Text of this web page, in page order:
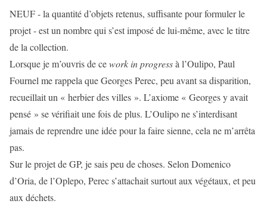
NEUF - la quantité d’objets retenus, suffisante pour formuler le
projet - est un nombre qui s’est imposé de lui-même, avec le titre
de la collection.
Lorsque je m’ouvris de cework in progressà l’Oulipo, Paul
Fournel me rappela que Georges Perec, peu avant sa disparition,
recueillait un « herbier des villes ». L’axiome « Georges y avait
pensé » se vérifiait une fois de plus. L’Oulipo ne s’interdisant
jamais de reprendre une idée pour la faire sienne, cela ne m’arrêta
pas.
Sur le projet de GP, je sais peu de choses. Selon Domenico
d’Oria, de l’Oplepo, Perec s’attachait surtout aux végétaux, et peu
aux déchets.